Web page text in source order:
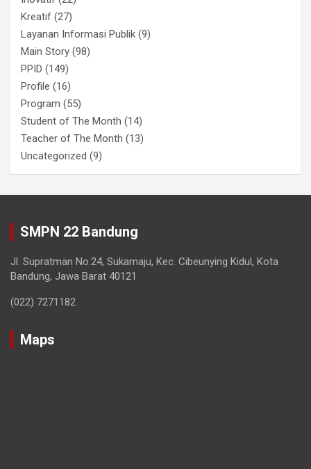
Kreatif (27)
Layanan Informasi Publik (9)
Main Story (98)
PPID (149)
Profile (16)
Program (55)
Student of The Month (14)
Teacher of The Month (13)
Uncategorized (9)
SMPN 22 Bandung
Jl. Supratman No.24, Sukamaju, Kec. Cibeunying Kidul, Kota
Bandung, Jawa Barat 40121
(022) 7271182
Maps